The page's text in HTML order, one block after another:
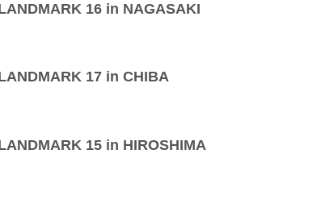
16 in NAGASAKI
17 in CHIBA
15 in HIROSHIMA